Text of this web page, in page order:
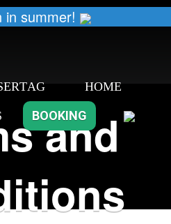
in summer!
ERTAG HOME
BOOKING
and